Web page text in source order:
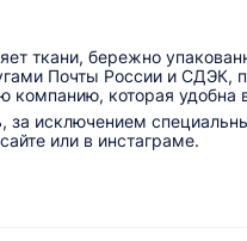
ткани, бережно
Почты России и СДЭК,
компанию, которая удобна
за исключением
или в инстаграме.